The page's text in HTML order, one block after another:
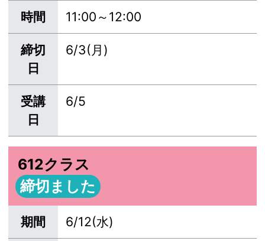
時間 11:00～12:00
締切
日
6/3(月)
受講
日
6/5
612クラス
締切ました
期間 6/12(水)